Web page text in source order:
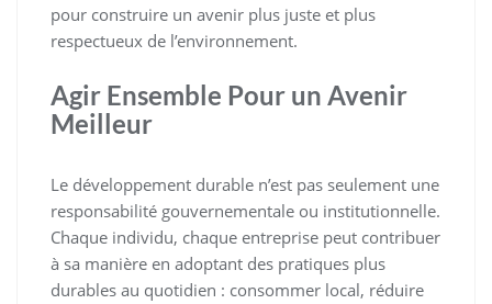
pour construire un avenir plus juste et plus
respectueux de l’environnement.
Agir Ensemble Pour un Avenir
Meilleur
Le développement durable n’est pas seulement une
responsabilité gouvernementale ou institutionnelle.
Chaque individu, chaque entreprise peut contribuer
à sa manière en adoptant des pratiques plus
durables au quotidien : consommer local, réduire